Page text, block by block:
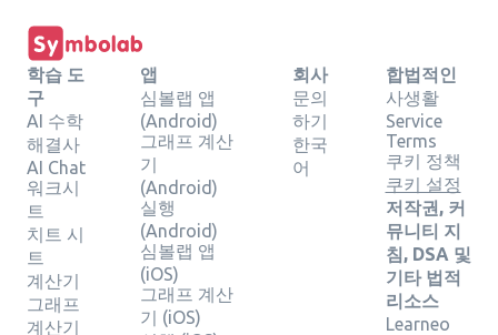
학습 도
구
AI 수학
해결사
AI Chat
워크시
트
치트 시
트
계산기
그래프
계산기
앱
심볼랩 앱
(Android)
그래프 계산
기
(Android)
실행
(Android)
심볼랩 앱
(iOS)
그래프 계산
기 (iOS)
회사
문의
하기
한국
어
합법적인
사생활
Service
Terms
쿠키 정책
쿠키 설정
저작권, 커
뮤니티 지
침, DSA 및
기타 법적
리소스
Learneo